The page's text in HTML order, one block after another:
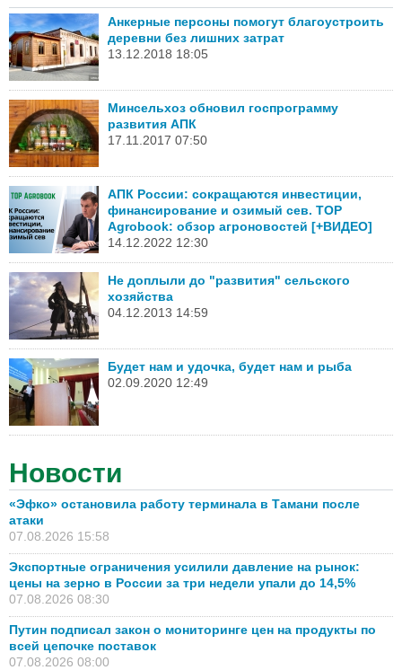
Анкерные персоны помогут благоустроить
деревни без лишних затрат
13.12.2018 18:05
Минсельхоз обновил госпрограмму
развития АПК
17.11.2017 07:50
АПК России: сокращаются инвестиции,
финансирование и озимый сев. TOP
Agrobook: обзор агроновостей [+ВИДЕО]
14.12.2022 12:30
Не доплыли до "развития" сельского
хозяйства
04.12.2013 14:59
Будет нам и удочка, будет нам и рыба
02.09.2020 12:49
Новости
«Эфко» остановила работу терминала в Тамани после
атаки
07.08.2026 15:58
Экспортные ограничения усилили давление на рынок:
цены на зерно в России за три недели упали до 14,5%
07.08.2026 08:30
Путин подписал закон о мониторинге цен на продукты по
всей цепочке поставок
07.08.2026 08:00